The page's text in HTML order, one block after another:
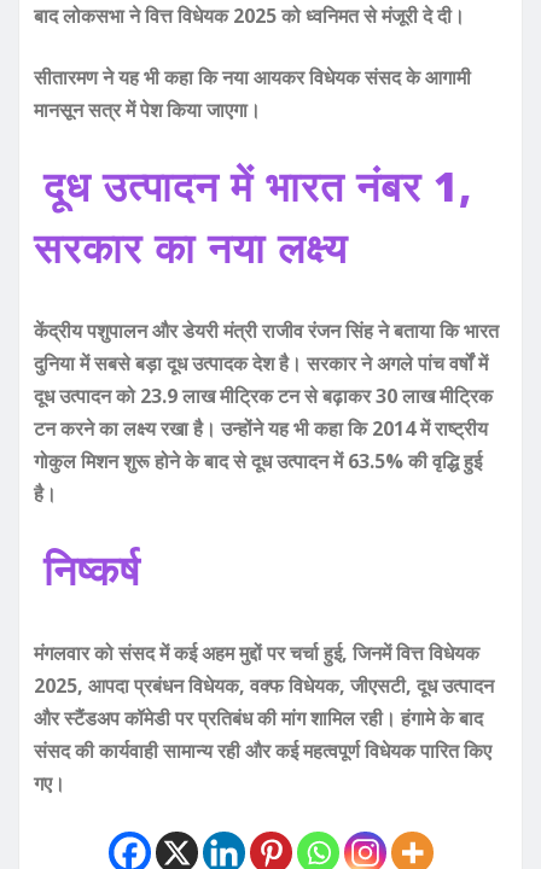
बाद लोकसभा ने वित्त विधेयक 2025 को ध्वनिमत से मंजूरी दे दी।
सीतारमण ने यह भी कहा कि नया आयकर विधेयक संसद के आगामी
मानसून सत्र में पेश किया जाएगा।
दूध उत्पादन में भारत नंबर 1,
सरकार का नया लक्ष्य
केंद्रीय पशुपालन और डेयरी मंत्री राजीव रंजन सिंह ने बताया कि भारत
दुनिया में सबसे बड़ा दूध उत्पादक देश है। सरकार ने अगले पांच वर्षों में
दूध उत्पादन को 23.9 लाख मीट्रिक टन से बढ़ाकर 30 लाख मीट्रिक
टन करने का लक्ष्य रखा है। उन्होंने यह भी कहा कि 2014 में राष्ट्रीय
गोकुल मिशन शुरू होने के बाद से दूध उत्पादन में 63.5% की वृद्धि हुई
है।
निष्कर्ष
मंगलवार को संसद में कई अहम मुद्दों पर चर्चा हुई, जिनमें वित्त विधेयक
2025, आपदा प्रबंधन विधेयक, वक्फ विधेयक, जीएसटी, दूध उत्पादन
और स्टैंडअप कॉमेडी पर प्रतिबंध की मांग शामिल रही। हंगामे के बाद
संसद की कार्यवाही सामान्य रही और कई महत्वपूर्ण विधेयक पारित किए
गए।